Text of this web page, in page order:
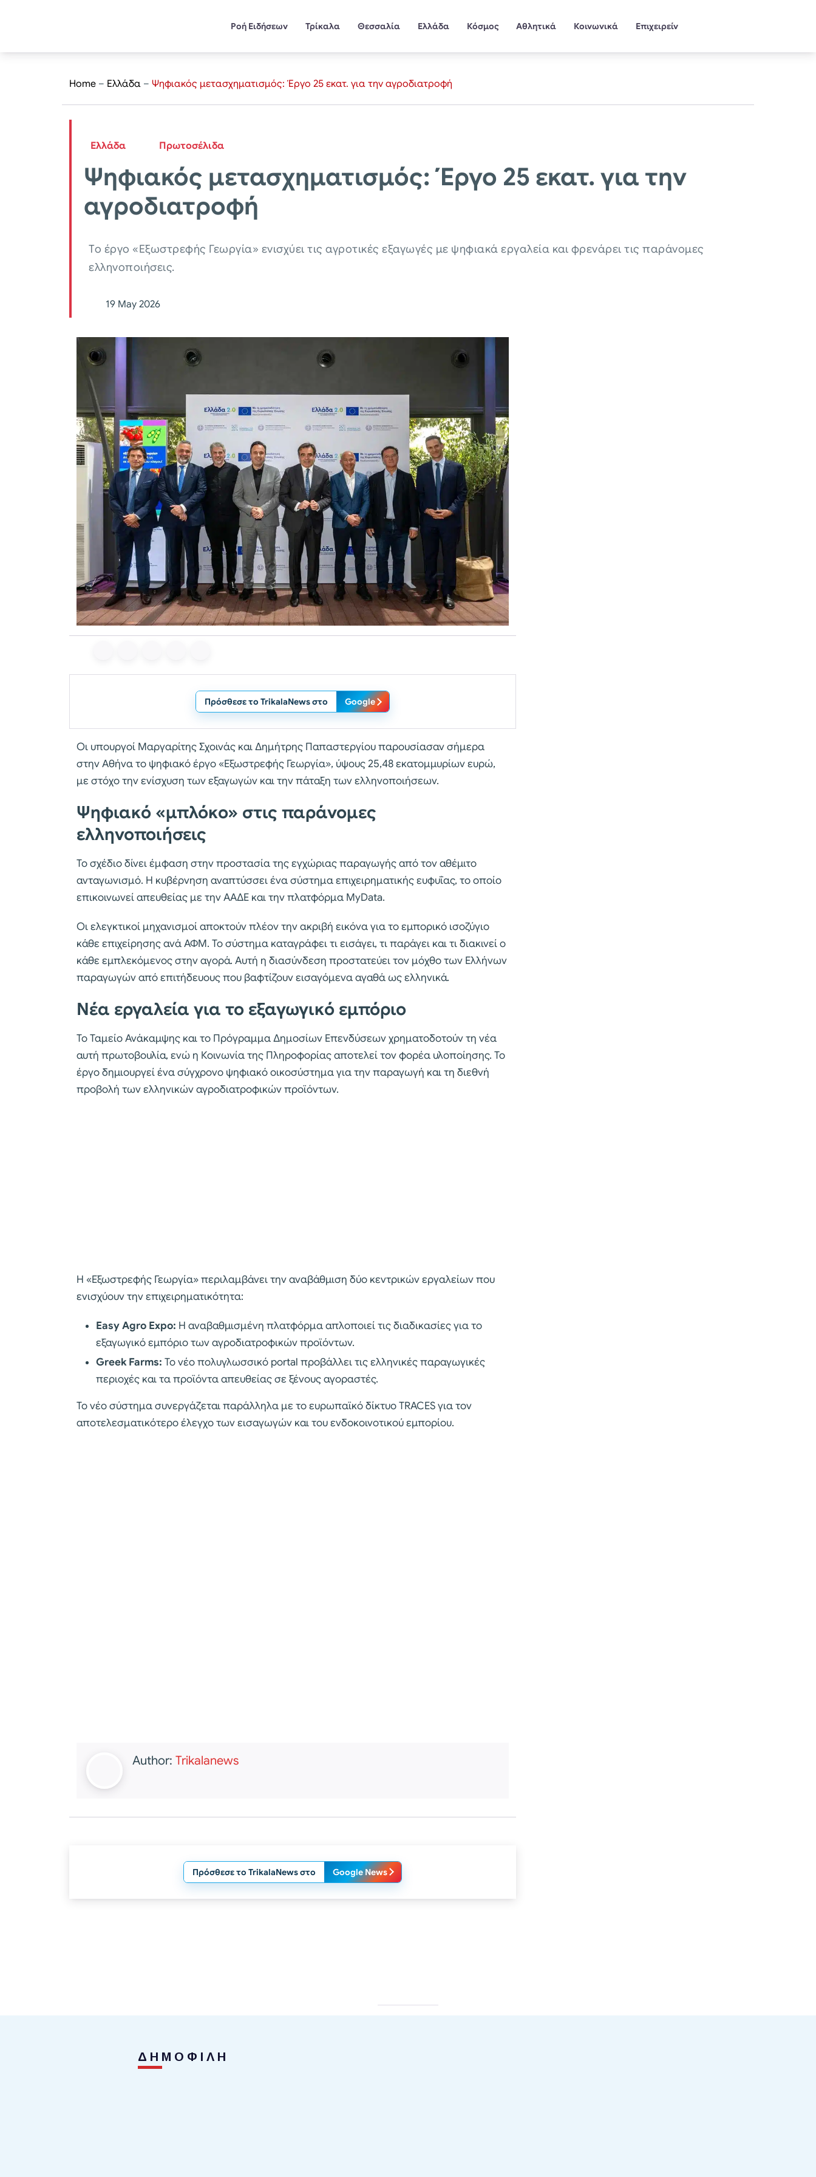
Ροή Ειδήσεων Τρίκαλα Θεσσαλία Ελλάδα Κόσμος Αθλητικά Κοινωνικά Επιχειρείν
Home – Ελλάδα – Ψηφιακός μετασχηματισμός: Έργο 25 εκατ. για την αγροδιατροφή
Ελλάδα Πρωτοσέλιδα
Ψηφιακός μετασχηματισμός: Έργο 25 εκατ. για την
αγροδιατροφή
Το έργο «Εξωστρεφής Γεωργία» ενισχύει τις αγροτικές εξαγωγές με ψηφιακά εργαλεία και φρενάρει τις παράνομες
ελληνοποιήσεις.
19 May 2026
Πρόσθεσε το TrikalaNews στο Google
Οι υπουργοί Μαργαρίτης Σχοινάς και Δημήτρης Παπαστεργίου παρουσίασαν σήμερα
στην Αθήνα το ψηφιακό έργο «Εξωστρεφής Γεωργία», ύψους 25,48 εκατομμυρίων ευρώ,
με στόχο την ενίσχυση των εξαγωγών και την πάταξη των ελληνοποιήσεων.
Ψηφιακό «μπλόκο» στις παράνομες
ελληνοποιήσεις
Το σχέδιο δίνει έμφαση στην προστασία της εγχώριας παραγωγής από τον αθέμιτο
ανταγωνισμό. Η κυβέρνηση αναπτύσσει ένα σύστημα επιχειρηματικής ευφυΐας, το οποίο
επικοινωνεί απευθείας με την ΑΑΔΕ και την πλατφόρμα MyData.
Οι ελεγκτικοί μηχανισμοί αποκτούν πλέον την ακριβή εικόνα για το εμπορικό ισοζύγιο
κάθε επιχείρησης ανά ΑΦΜ. Το σύστημα καταγράφει τι εισάγει, τι παράγει και τι διακινεί ο
κάθε εμπλεκόμενος στην αγορά. Αυτή η διασύνδεση προστατεύει τον μόχθο των Ελλήνων
παραγωγών από επιτήδευους που βαφτίζουν εισαγόμενα αγαθά ως ελληνικά.
Νέα εργαλεία για το εξαγωγικό εμπόριο
Το Ταμείο Ανάκαμψης και το Πρόγραμμα Δημοσίων Επενδύσεων χρηματοδοτούν τη νέα
αυτή πρωτοβουλία, ενώ η Κοινωνία της Πληροφορίας αποτελεί τον φορέα υλοποίησης. Το
έργο δημιουργεί ένα σύγχρονο ψηφιακό οικοσύστημα για την παραγωγή και τη διεθνή
προβολή των ελληνικών αγροδιατροφικών προϊόντων.
Η «Εξωστρεφής Γεωργία» περιλαμβάνει την αναβάθμιση δύο κεντρικών εργαλείων που
ενισχύουν την επιχειρηματικότητα:
Easy Agro Expo: Η αναβαθμισμένη πλατφόρμα απλοποιεί τις διαδικασίες για το
εξαγωγικό εμπόριο των αγροδιατροφικών προϊόντων.
Greek Farms: Το νέο πολυγλωσσικό portal προβάλλει τις ελληνικές παραγωγικές
περιοχές και τα προϊόντα απευθείας σε ξένους αγοραστές.
Το νέο σύστημα συνεργάζεται παράλληλα με το ευρωπαϊκό δίκτυο TRACES για τον
αποτελεσματικότερο έλεγχο των εισαγωγών και του ενδοκοινοτικού εμπορίου.
Author: Trikalanews
Πρόσθεσε το TrikalaNews στο Google News
ΔΗΜΟΦΙΛΗ